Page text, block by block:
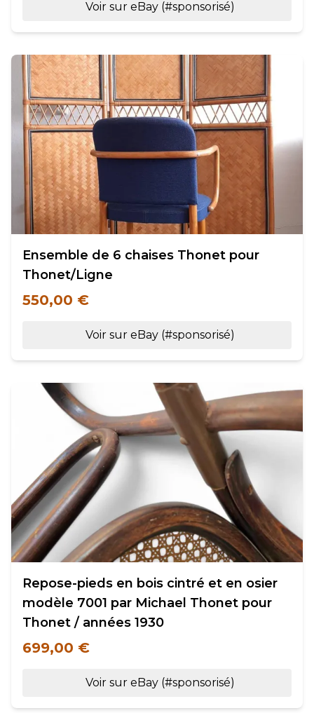
Voir sur eBay (#sponsorisé)
Ensemble de 6 chaises Thonet pour
Thonet/Ligne
550,00 €
Voir sur eBay (#sponsorisé)
Repose-pieds en bois cintré et en osier
modèle 7001 par Michael Thonet pour
Thonet / années 1930
699,00 €
Voir sur eBay (#sponsorisé)